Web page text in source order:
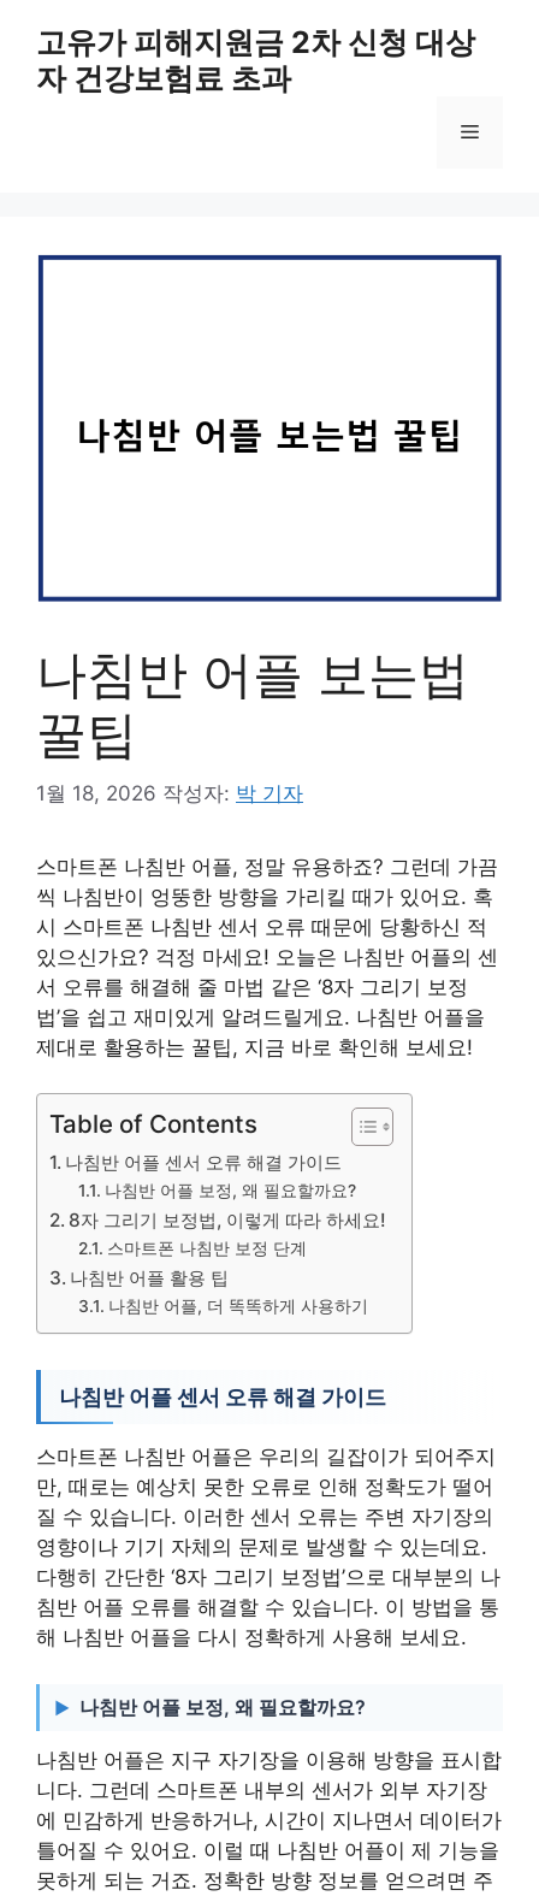
고유가 피해지원금 2차 신청 대상
자 건강보험료 초과
메
나침반 어플 보는법
꿀팁
1월 18, 2026 작성자: 박 기자
스마트폰 나침반 어플, 정말 유용하죠? 그런데 가끔
씩 나침반이 엉뚱한 방향을 가리킬 때가 있어요. 혹
시 스마트폰 나침반 센서 오류 때문에 당황하신 적
있으신가요? 걱정 마세요! 오늘은 나침반 어플의 센
서 오류를 해결해 줄 마법 같은 ‘8자 그리기 보정
법’을 쉽고 재미있게 알려드릴게요. 나침반 어플을
제대로 활용하는 꿀팁, 지금 바로 확인해 보세요!
Table of Contents
나침반 어플 센서 오류 해결 가이드
나침반 어플 보정, 왜 필요할까요?
8자 그리기 보정법, 이렇게 따라 하세요!
스마트폰 나침반 보정 단계
나침반 어플 활용 팁
나침반 어플, 더 똑똑하게 사용하기
나침반 어플 센서 오류 해결 가이드
스마트폰 나침반 어플은 우리의 길잡이가 되어주지
만, 때로는 예상치 못한 오류로 인해 정확도가 떨어
질 수 있습니다. 이러한 센서 오류는 주변 자기장의
영향이나 기기 자체의 문제로 발생할 수 있는데요.
다행히 간단한 ‘8자 그리기 보정법’으로 대부분의 나
침반 어플 오류를 해결할 수 있습니다. 이 방법을 통
해 나침반 어플을 다시 정확하게 사용해 보세요.
나침반 어플 보정, 왜 필요할까요?
나침반 어플은 지구 자기장을 이용해 방향을 표시합
니다. 그런데 스마트폰 내부의 센서가 외부 자기장
에 민감하게 반응하거나, 시간이 지나면서 데이터가
틀어질 수 있어요. 이럴 때 나침반 어플이 제 기능을
못하게 되는 거죠. 정확한 방향 정보를 얻으려면 주